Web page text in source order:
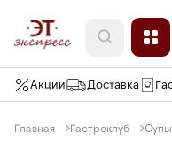
Акции Доставка
Главная Гастроклуб Супы